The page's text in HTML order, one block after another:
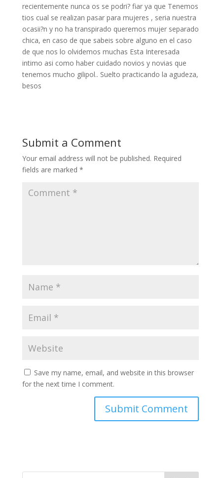
recientemente nunca os se podri? fiar ya que Tenemos
tios cual se realizan pasar para mujeres , seri­a nuestra
ocasii?n y no ha transpirado queremos mujer separado
chica, en caso de que sabeis sobre alguno en el caso
de que nos lo olvidemos muchas Esta Interesada
intimo asi­ como haber cuidado novios y novias que
tenemos mucho gilipol.. Suelto practicando la agudeza,
besos
Submit a Comment
Your email address will not be published. Required
fields are marked *
Save my name, email, and website in this browser
for the next time I comment.